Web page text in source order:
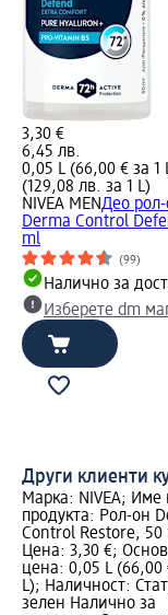
3,30 €
6,45 лв.
0,05 L (66,00 € за 1
(129,08 лв. за 1 L)
NIVEA MENДео
Derma Control
ml
(99)
Налично за
Изберете dm
Други клиенти
Марка: NIVEA; Име
продукта: Рол-он
Control Restore, 50
Цена: 3,30 €;
цена: 0,05 L (66,00
L); Наличност:
зелен Налично за